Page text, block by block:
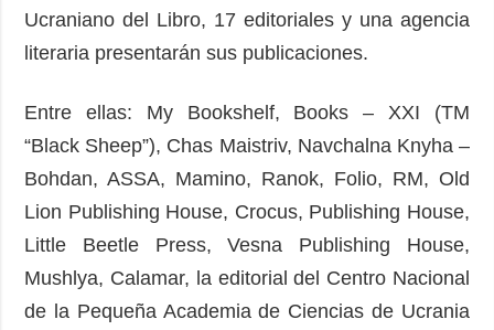
Ucraniano del Libro, 17 editoriales y una agencia
literaria presentarán sus publicaciones.
Entre ellas: My Bookshelf, Books – XXI (TM
“Black Sheep”), Chas Maistriv, Navchalna Knyha –
Bohdan, ASSA, Mamino, Ranok, Folio, RM, Old
Lion Publishing House, Crocus, Publishing House,
Little Beetle Press, Vesna Publishing House,
Mushlya, Calamar, la editorial del Centro Nacional
de la Pequeña Academia de Ciencias de Ucrania